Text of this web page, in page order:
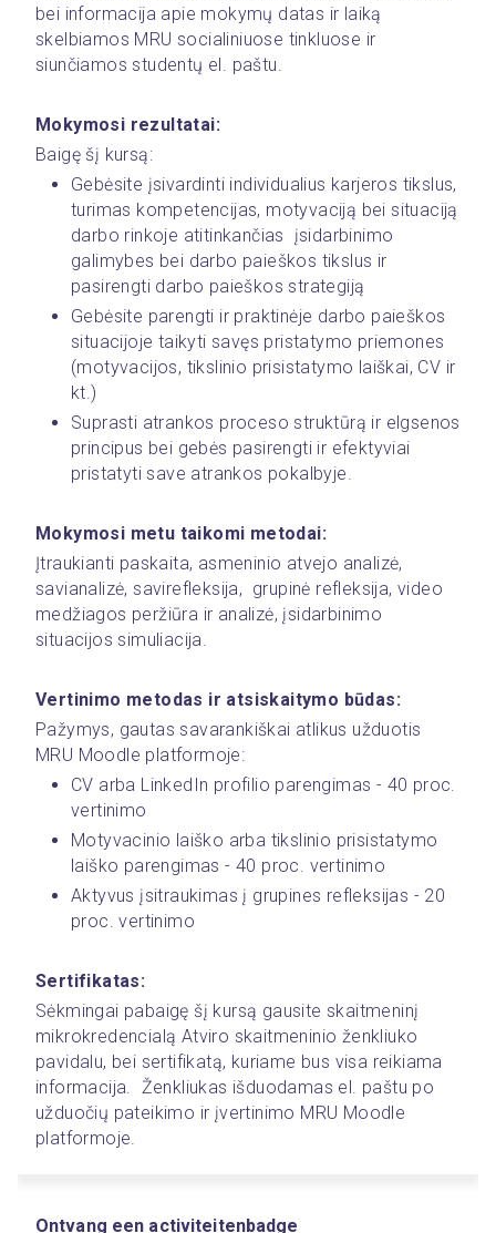
bei informacija apie mokymų datas ir laiką
skelbiamos MRU socialiniuose tinkluose ir
siunčiamos studentų el. paštu.
Mokymosi rezultatai:
Baigę šį kursą:
Gebėsite įsivardinti individualius karjeros tikslus,
turimas kompetencijas, motyvaciją bei situaciją
darbo rinkoje atitinkančias  įsidarbinimo
galimybes bei darbo paieškos tikslus ir
pasirengti darbo paieškos strategiją
Gebėsite parengti ir praktinėje darbo paieškos
situacijoje taikyti savęs pristatymo priemones
(motyvacijos, tikslinio prisistatymo laiškai, CV ir
kt.)
Suprasti atrankos proceso struktūrą ir elgsenos
principus bei gebės pasirengti ir efektyviai
pristatyti save atrankos pokalbyje.
Mokymosi metu taikomi metodai:
Įtraukianti paskaita, asmeninio atvejo analizė,
savianalizė, savirefleksija,  grupinė refleksija, video
medžiagos peržiūra ir analizė, įsidarbinimo
situacijos simuliacija.
Vertinimo metodas ir atsiskaitymo būdas:
Pažymys, gautas savarankiškai atlikus užduotis
MRU Moodle platformoje:
CV arba LinkedIn profilio parengimas - 40 proc.
vertinimo
Motyvacinio laiško arba tikslinio prisistatymo
laiško parengimas - 40 proc. vertinimo
Aktyvus įsitraukimas į grupines refleksijas - 20
proc. vertinimo
Sertifikatas:
Sėkmingai pabaigę šį kursą gausite skaitmeninį
mikrokredencialą Atviro skaitmeninio ženkliuko
pavidalu, bei sertifikatą, kuriame bus visa reikiama
informacija.  Ženkliukas išduodamas el. paštu po
užduočių pateikimo ir įvertinimo MRU Moodle
platformoje.
Ontvang een activiteitenbadge